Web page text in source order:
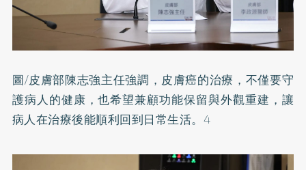
圖/皮膚部陳志強主任強調，皮膚癌的治療，不僅要守
護病人的健康，也希望兼顧功能保留與外觀重建，讓
病人在治療後能順利回到日常生活。4